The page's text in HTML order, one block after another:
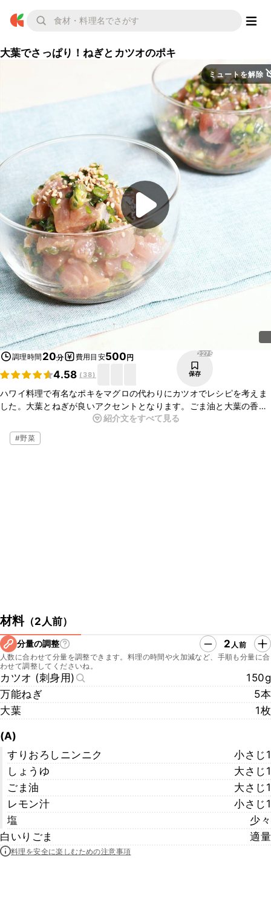
大葉でさっぱり！ねぎとカツオのポキ
ミュートを解除
調理時間 20分 費用目安500円
4.58 ( 38)
2275
保存
ハワイ料理で有名なポキをマグロの代わりにカツオでレシピを考えま
した。大葉とねぎが良いアクセントとなります。ごま油と大葉の香り
が食欲をそそります。新鮮なカツオで作ると美味しいです。簡単に
サッと出来るので、おススメです。
紹介文をすべて見る
#野菜
材料（2人前）
分量の調整 2 人前
人数に合わせて分量を調整できます。料理の時間や火加減など、手順も分量に合
わせて調整してくださいね。
カツオ (刺身用)
150g
万能ねぎ
5本
大葉
1枚
(A)
すりおろしニンニク
小さじ1
しょうゆ
大さじ1
ごま油
大さじ1
レモン汁
小さじ1
塩
少々
白いりごま
適量
料理を安全に楽しむための注意事項